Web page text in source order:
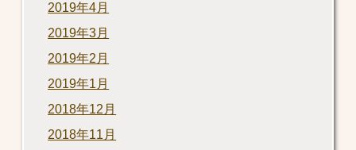
2019年4月
2019年3月
2019年2月
2019年1月
2018年12月
2018年11月